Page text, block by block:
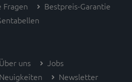
Fragen
Bestpreis-Garantie
Über uns
Jobs
Neuigkeiten
Newsletter